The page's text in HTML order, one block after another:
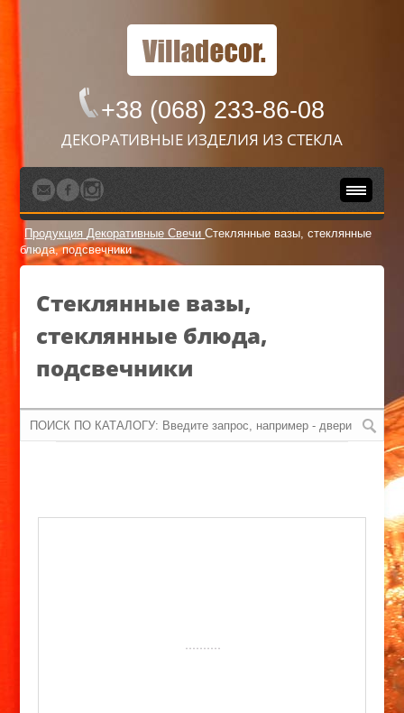
+38 (068) 233-86-08
ДЕКОРАТИВНЫЕ ИЗДЕЛИЯ ИЗ СТЕКЛА
ПродукцияДекоративные СвечиСтеклянные вазы, стеклянные
блюда, подсвечники
Стеклянные вазы,
стеклянные блюда,
подсвечники